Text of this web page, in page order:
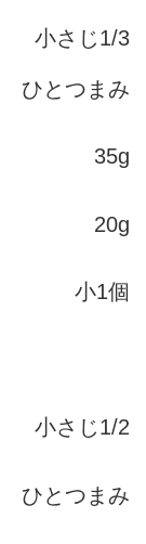
小さじ1/3
ひとつまみ
35g
20g
小1個
小さじ1/2
ひとつまみ